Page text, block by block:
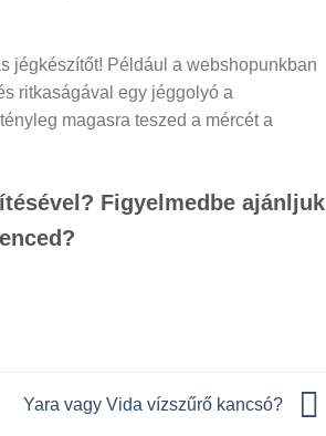
jégkészítőt! Például a webshopunkban
ritkaságával egy jéggolyó a
magasra teszed a mércét a
Figyelmedbe ajánljuk
Yara vagy Vida vízszűrő kancsó?